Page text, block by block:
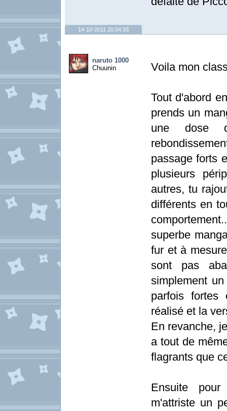
14-10-2011 20:04:33
naruto 1000
Chuunin
Voila mon
Tout d'abord
prends un
une dose
passage forts
plusieurs
autres, tu
différents en
superbe
fur et à
sont pas
simplement
parfois fortes
réalisé et la
En revanche,
a tout de
flagrants que
Ensuite
m'attriste un